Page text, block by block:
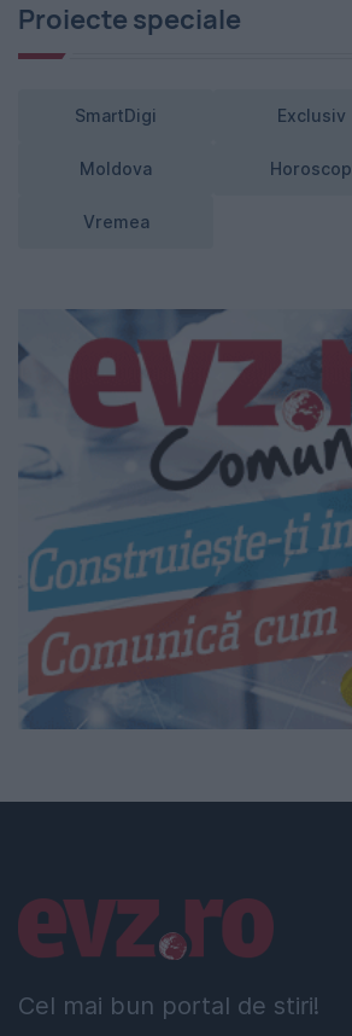
Proiecte speciale
SmartDigi Exclusiv
Moldova Horoscop
Vremea
Cel mai bun portal de stiri!
Linkuri utile